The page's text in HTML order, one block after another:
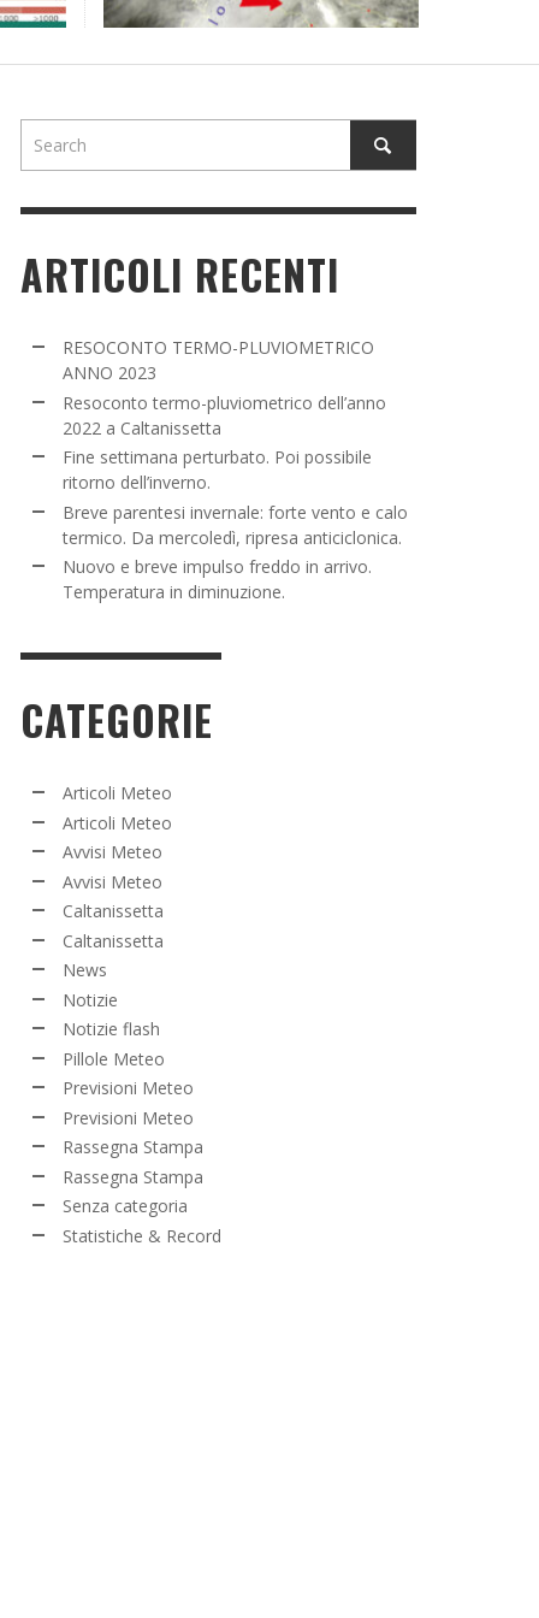
DELL’INVERNO.
ARTICOLI RECENTI
RESOCONTO TERMO-PLUVIOMETRICO
ANNO 2023
Resoconto termo-pluviometrico dell’anno
2022 a Caltanissetta
Fine settimana perturbato. Poi possibile
ritorno dell’inverno.
Breve parentesi invernale: forte vento e calo
termico. Da mercoledì, ripresa anticiclonica.
Nuovo e breve impulso freddo in arrivo.
Temperatura in diminuzione.
CATEGORIE
Articoli Meteo
Articoli Meteo
Avvisi Meteo
Avvisi Meteo
Caltanissetta
Caltanissetta
News
Notizie
Notizie flash
Pillole Meteo
Previsioni Meteo
Previsioni Meteo
Rassegna Stampa
Rassegna Stampa
Senza categoria
Statistiche & Record